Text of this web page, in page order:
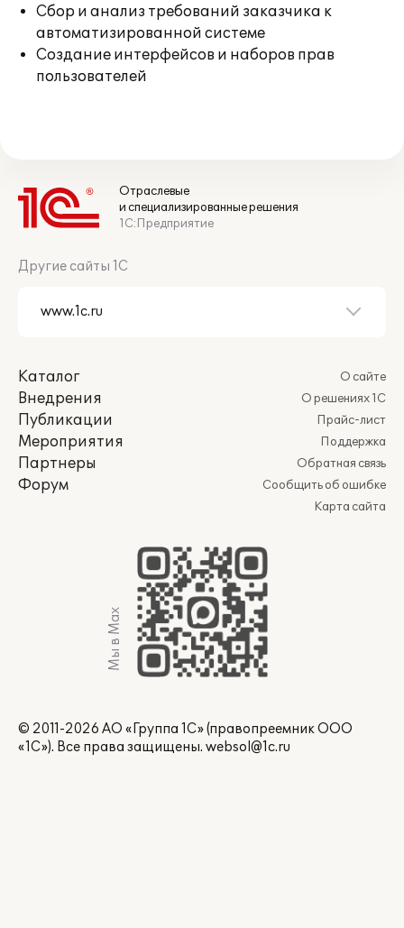
Сбор и анализ требований заказчика к
автоматизированной системе
Создание интерфейсов и наборов прав
пользователей
Отраслевые
и специализированные решения
1С:Предприятие
Другие сайты 1С
Каталог
Внедрения
Публикации
Мероприятия
Партнеры
Форум
О сайте
О решениях 1С
Прайс-лист
Поддержка
Обратная связь
Сообщить об ошибке
Карта сайта
Мы в Max
© 2011-2026 АО «Группа 1С» (правопреемник ООО
«1С»). Все права защищены. websol@1c.ru